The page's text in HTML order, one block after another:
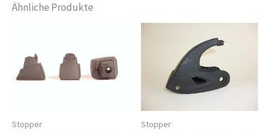
Ähnliche Produkte
Stopper Stopper